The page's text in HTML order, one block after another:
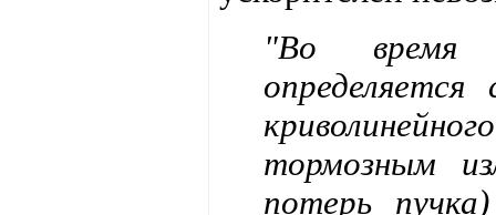
"Во время
определяется
тормозным
потерь